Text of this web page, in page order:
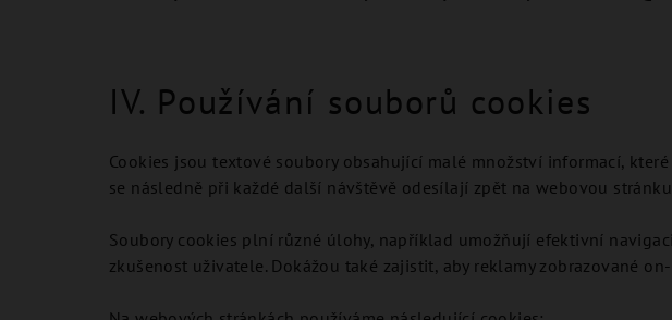
IV. Používání souborů cookies
Cookies jsou textové soubory obsahující malé množství informací,
se následně při každé další návštěvě odesílají zpět na webovou
Soubory cookies plní různé úlohy, například umožňují efektivní
zkušenost uživatele. Dokážou také zajistit, aby reklamy zobrazované